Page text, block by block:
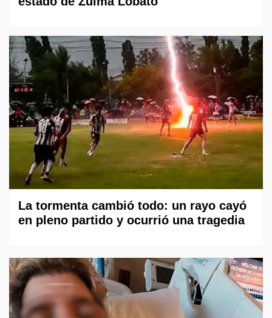
La tormenta cambió todo: un rayo cayó
en pleno partido y ocurrió una tragedia